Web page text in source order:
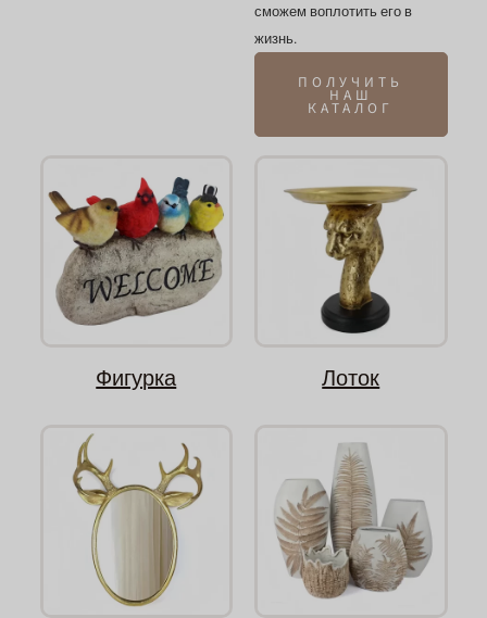
сможем воплотить его в
жизнь.
ПОЛУЧИТЬ
НАШ
КАТАЛОГ
Фигурка Лоток